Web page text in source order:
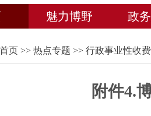
魅力博野 政
首页 >> 热点专题 >> 行政事业性收
附件4.